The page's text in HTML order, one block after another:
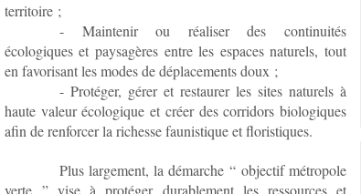
territoire ;
- Maintenir ou réaliser des continuités
écologiques et paysagères entre les espaces naturels, tout
en favorisant les modes de déplacements doux ;
- Protéger, gérer et restaurer les sites naturels à
haute valeur écologique et créer des corridors biologiques
afin de renforcer la richesse faunistique et floristiques.
Plus largement, la démarche “ objectif métropole
verte ” vise à protéger durablement les ressources et